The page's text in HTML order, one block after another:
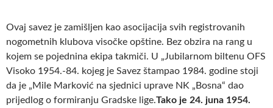
Ovaj savez je zamišljen kao asocijacija svih registrovanih
nogometnih klubova visočke opštine. Bez obzira na rang u
kojem se pojednina ekipa takmiči. U „Jubilarnom biltenu OFS
Visoko 1954.-84. kojeg je Savez štampao 1984. godine stoji
da je „Mile Marković na sjednici uprave NK „Bosna“ dao
prijedlog o formiranju Gradske lige.Tako je 24. juna 1954.